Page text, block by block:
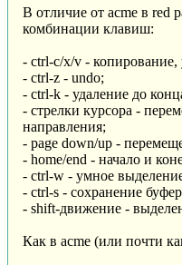
В отличие от acme в red
комбинации клавиш:
- ctrl-c/x/v - копирование,
- ctrl-z - undo;
- ctrl-k - удаление до
- стрелки курсора -
направления;
- page down/up -
- home/end - начало и
- ctrl-w - умное
- ctrl-s - сохранение
- shift-движение -
Как в acme (или почти